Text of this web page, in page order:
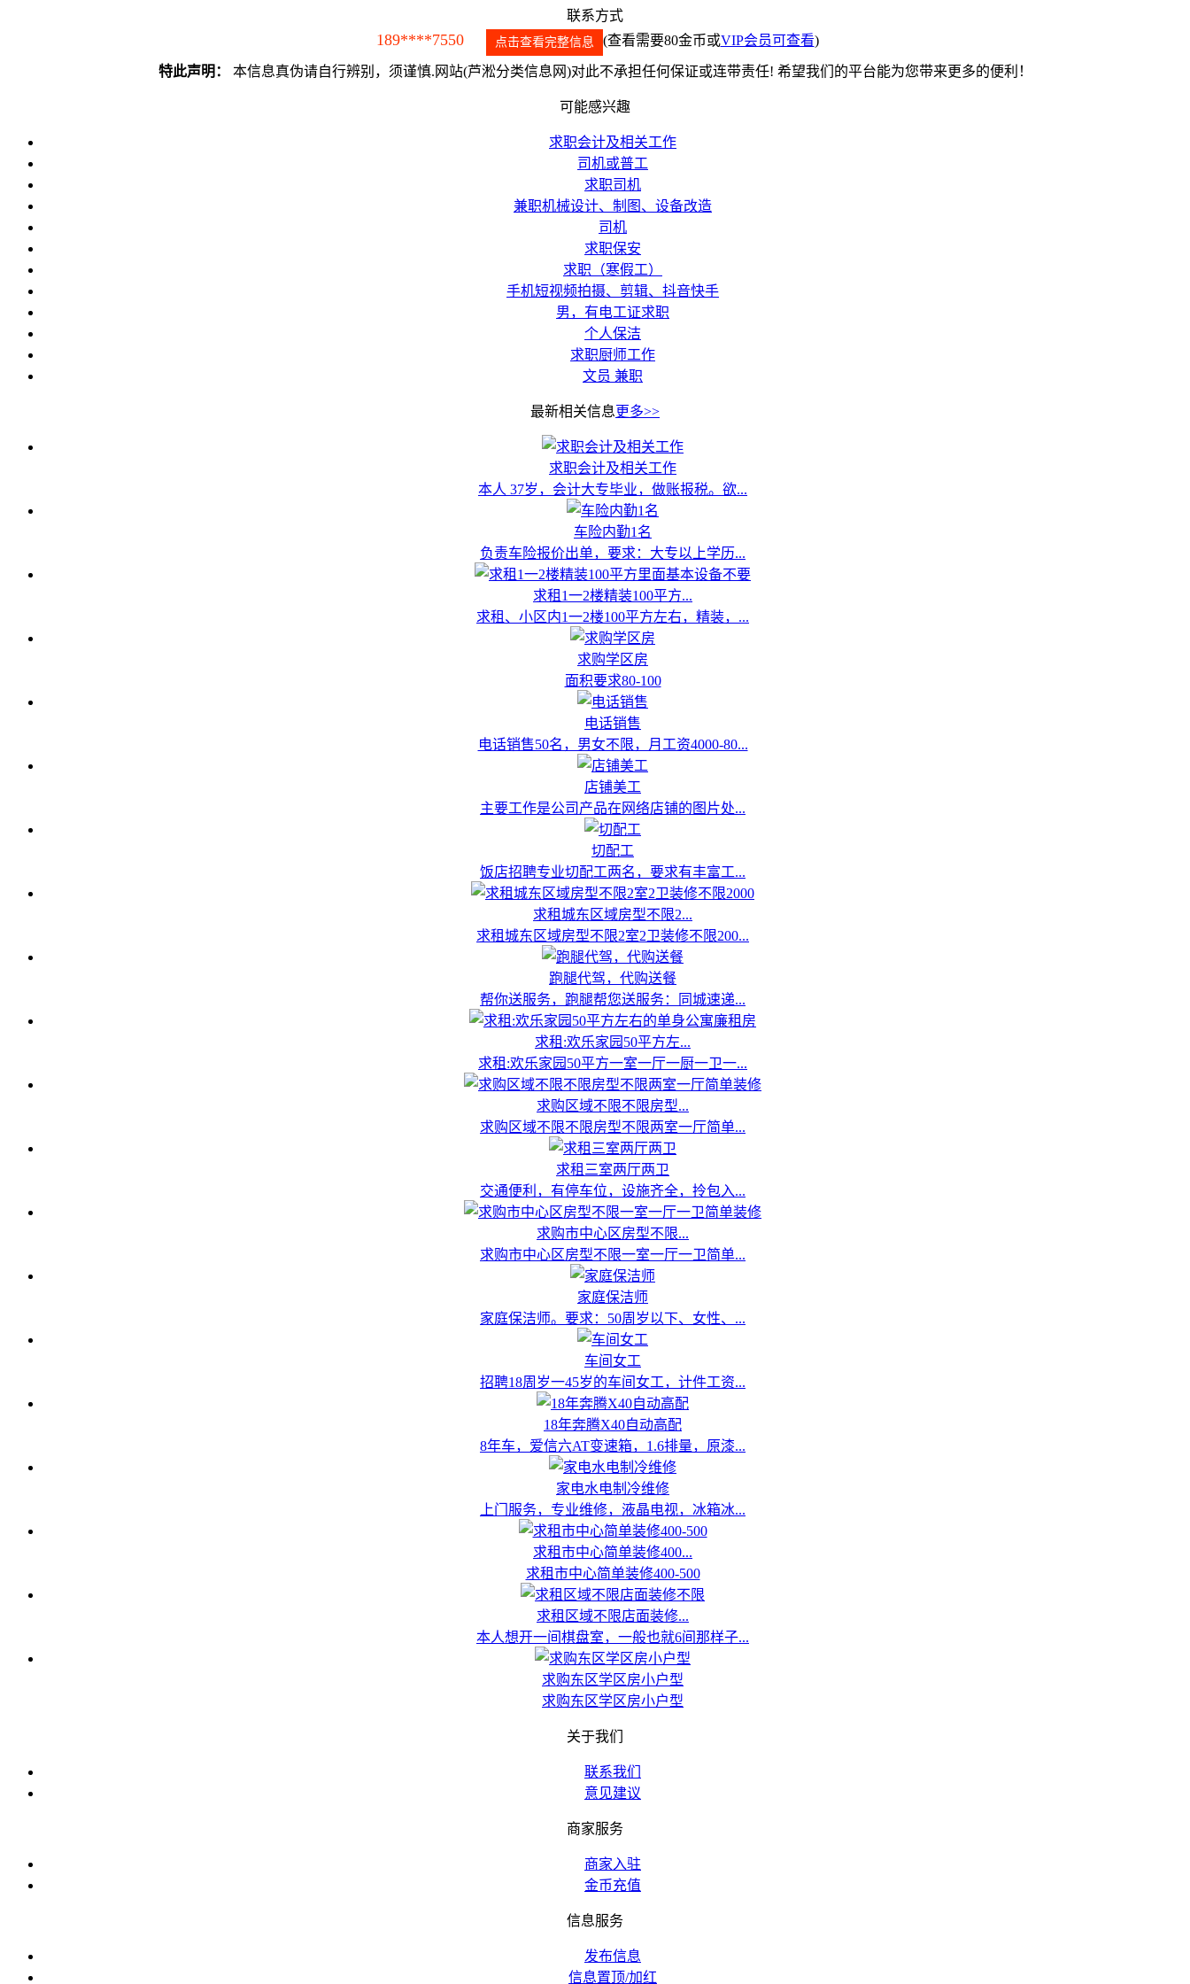
联系方式
189****7550 点击查看完整信息 (查看需要80金币或VIP会员可查看)
特此声明： 本信息真伪请自行辨别，须谨慎.网站(芦淞分类信息网)对此不承担任何保证或连带责任! 希望我们的平台能为您带来更多的便利！
可能感兴趣
求职会计及相关工作
司机或普工
求职司机
兼职机械设计、制图、设备改造
司机
求职保安
求职（寒假工）
手机短视频拍摄、剪辑、抖音快手
男，有电工证求职
个人保洁
求职厨师工作
文员 兼职
最新相关信息更多>>
求职会计及相关工作
本人 37岁，会计大专毕业，做账报税。欲...
车险内勤1名
负责车险报价出单，要求：大专以上学历...
求租1一2楼精装100平方...
求租、小区内1一2楼100平方左右，精装，...
求购学区房
面积要求80-100
电话销售
电话销售50名，男女不限，月工资4000-80...
店铺美工
主要工作是公司产品在网络店铺的图片处...
切配工
饭店招聘专业切配工两名，要求有丰富工...
求租城东区域房型不限2...
求租城东区域房型不限2室2卫装修不限200...
跑腿代驾，代购送餐
帮你送服务，跑腿帮您送服务：同城速递...
求租:欢乐家园50平方左...
求租:欢乐家园50平方一室一厅一厨一卫一...
求购区域不限不限房型...
求购区域不限不限房型不限两室一厅简单...
求租三室两厅两卫
交通便利，有停车位，设施齐全，拎包入...
求购市中心区房型不限...
求购市中心区房型不限一室一厅一卫简单...
家庭保洁师
家庭保洁师。要求：50周岁以下、女性、...
车间女工
招聘18周岁一45岁的车间女工，计件工资...
18年奔腾X40自动高配
8年车，爱信六AT变速箱，1.6排量，原漆...
家电水电制冷维修
上门服务，专业维修，液晶电视，冰箱冰...
求租市中心简单装修400...
求租市中心简单装修400-500
求租区域不限店面装修...
本人想开一间棋盘室，一般也就6间那样子...
求购东区学区房小户型
求购东区学区房小户型
关于我们
联系我们
意见建议
商家服务
商家入驻
金币充值
信息服务
发布信息
信息置顶/加红